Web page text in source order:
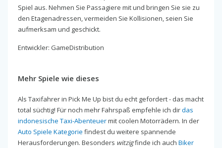
Spiel aus. Nehmen Sie Passagiere mit und bringen Sie sie zu
den Etagenadressen, vermeiden Sie Kollisionen, seien Sie
aufmerksam und geschickt.
Entwickler: GameDistribution
Mehr Spiele wie dieses
Als Taxifahrer in Pick Me Up bist du echt gefordert - das macht
total süchtig! Für noch mehr Fahrspaß empfehle ich dirdas
indonesische Taxi-Abenteuermit coolen Motorrädern. In der
Auto Spiele Kategorie findest du weitere spannende
Herausforderungen. Besonders witzigfinde ich auch Biker